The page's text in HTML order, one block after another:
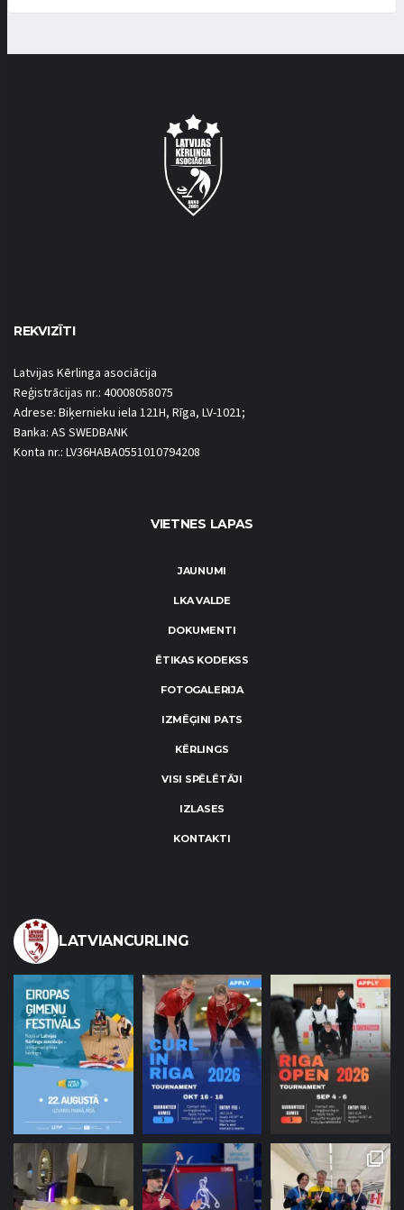
REKVIZĪTI
Latvijas Kērlinga asociācija
Reģistrācijas nr.: 40008058075
Adrese: Biķernieku iela 121H, Rīga, LV-1021;
Banka: AS SWEDBANK
Konta nr.: LV36HABA0551010794208
VIETNES LAPAS
JAUNUMI
LKA VALDE
DOKUMENTI
ĒTIKAS KODEKSS
FOTOGALERIJA
IZMĒĢINI PATS
KĒRLINGS
VISI SPĒLĒTĀJI
IZLASES
KONTAKTI
LATVIANCURLING